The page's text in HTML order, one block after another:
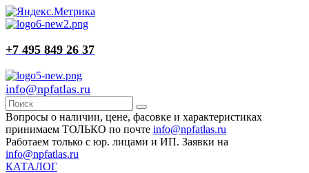
+7 495 849 26 37
info@npfatlas.ru
Вопросы о наличии, цене, фасовке и характеристиках
принимаем ТОЛЬКО по почте info@npfatlas.ru
Работаем только с юр. лицами и ИП. Заявки на
info@npfatlas.ru
КАТАЛОГ